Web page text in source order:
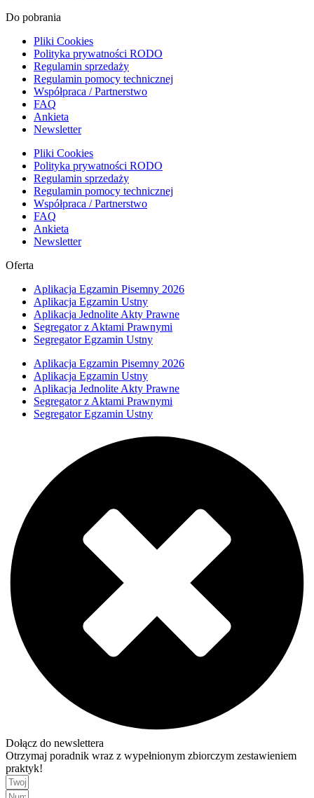
Do pobrania
Pliki Cookies
Polityka prywatności RODO
Regulamin sprzedaży
Regulamin pomocy technicznej
Współpraca / Partnerstwo
FAQ
Ankieta
Newsletter
Pliki Cookies
Polityka prywatności RODO
Regulamin sprzedaży
Regulamin pomocy technicznej
Współpraca / Partnerstwo
FAQ
Ankieta
Newsletter
Oferta
Aplikacja Egzamin Pisemny 2026
Aplikacja Egzamin Ustny
Aplikacja Jednolite Akty Prawne
Segregator z Aktami Prawnymi
Segregator Egzamin Ustny
Aplikacja Egzamin Pisemny 2026
Aplikacja Egzamin Ustny
Aplikacja Jednolite Akty Prawne
Segregator z Aktami Prawnymi
Segregator Egzamin Ustny
Dołącz do newslettera
Otrzymaj poradnik wraz z wypełnionym zbiorczym zestawieniem
praktyk!